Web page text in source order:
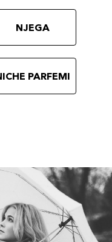
NJEGA
PARFEMI